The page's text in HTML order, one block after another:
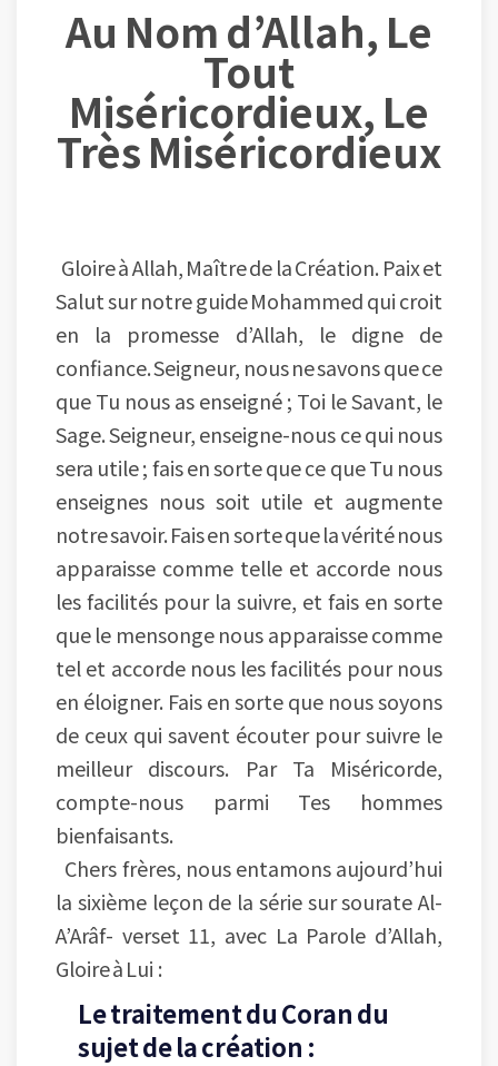
Au Nom d’Allah, Le
Tout
Miséricordieux, Le
Très Miséricordieux
Gloire à Allah, Maître de la Création. Paix et
Salut sur notre guide Mohammed qui croit
en la promesse d’Allah, le digne de
confiance. Seigneur, nous ne savons que ce
que Tu nous as enseigné ; Toi le Savant, le
Sage. Seigneur, enseigne-nous ce qui nous
sera utile ; fais en sorte que ce que Tu nous
enseignes nous soit utile et augmente
notre savoir. Fais en sorte que la vérité nous
apparaisse comme telle et accorde nous
les facilités pour la suivre, et fais en sorte
que le mensonge nous apparaisse comme
tel et accorde nous les facilités pour nous
en éloigner. Fais en sorte que nous soyons
de ceux qui savent écouter pour suivre le
meilleur discours. Par Ta Miséricorde,
compte-nous parmi Tes hommes
bienfaisants.
Chers frères, nous entamons aujourd’hui
la sixième leçon de la série sur sourate Al-
A’Arâf- verset 11, avec La Parole d’Allah,
Gloire à Lui :
Le traitement du Coran du
sujet de la création :